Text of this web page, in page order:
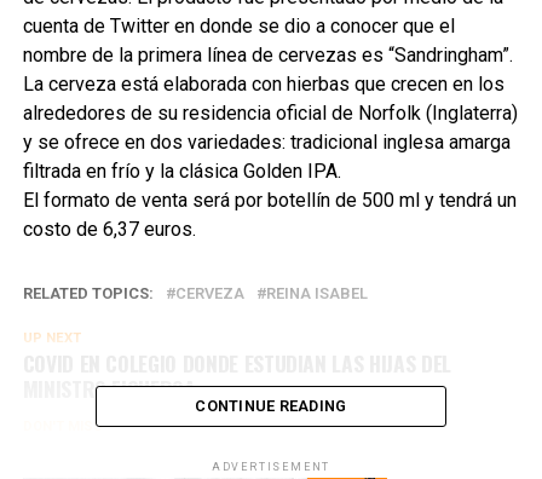
cuenta de Twitter en donde se dio a conocer que el
nombre de la primera línea de cervezas es “Sandringham”.
La cerveza está elaborada con hierbas que crecen en los
alrededores de su residencia oficial de Norfolk (Inglaterra)
y se ofrece en dos variedades: tradicional inglesa amarga
filtrada en frío y la clásica Golden IPA.
El formato de venta será por botellín de 500 ml y tendrá un
costo de 6,37 euros.
RELATED TOPICS: CERVEZA REINA ISABEL
UP NEXT
MINISTRO FIGUEROA
DON'T MISS
CONTINUE READING
ADVERTISEMENT